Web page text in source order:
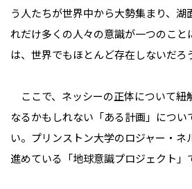
う人たちが世界中から大勢集まり、湖
れだけ多くの人々の意識が一つのこと
は、世界でもほとんど存在しないだろ
ここで、ネッシーの正体について紐
なるかもしれない「ある計画」につい
い。プリンストン大学のロジャー・ネ
進めている「地球意識プロジェクト」